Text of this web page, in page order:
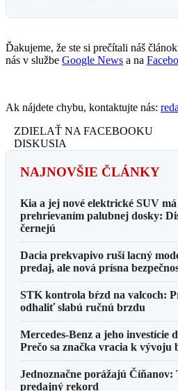
Ďakujeme, že ste si prečítali náš
nás v službe Google News a na
Ak nájdete chybu, kontaktujte nás:
ZDIELAŤ NA FACEBOOKU
DISKUSIA
NAJNOVŠIE ČLÁNKY
Kia a jej nové elektrické SUV
prehrievaním palubnej dosky:
černejú
Dacia prekvapivo ruší lacný
predaj, ale nová prísna
STK kontrola bŕzd na valcoch:
odhaliť slabú ručnú brzdu
Mercedes-Benz a jeho investície
Prečo sa značka vracia k vývoju
Jednoznačne porážajú Číňanov:
predajný rekord